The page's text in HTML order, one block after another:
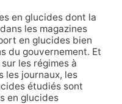
en glucides dont la
les magazines
en glucides bien
du gouvernement. Et
les régimes à
les journaux, les
étudiés sont
en glucides